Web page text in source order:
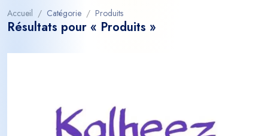
Accueil Catégorie Produits
Résultats pour « Produits »